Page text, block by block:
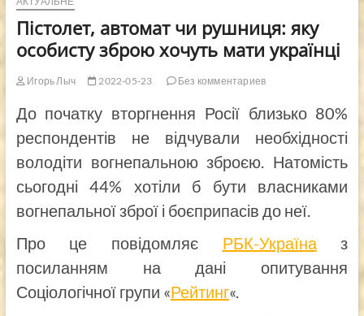
Пістолет, автомат чи рушниця: яку
особисту зброю хочуть мати українці
Игорь Лыч 2022-05-23 Без комментариев
До початку вторгнення Росії близько 80%
респондентів не відчували необхідності
володіти вогнепальною зброєю. Натомість
сьогодні 44% хотіли б бути власниками
вогнепальної зброї і боєприпасів до неї.
Про це повідомляє РБК-Україназ
посиланням на дані опитування
Соціологічної групи «Рейтинг«.